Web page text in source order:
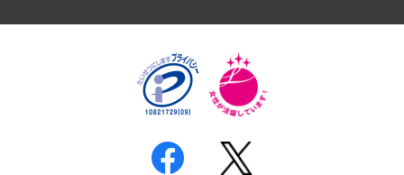
個人情報保護方針
反社会的勢力に対する基本方針